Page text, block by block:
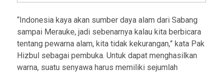
“Indonesia kaya akan sumber daya alam dari Sabang
sampai Merauke, jadi sebenarnya kalau kita berbicara
tentang pewarna alam, kita tidak kekurangan,” kata Pak
Hizbul sebagai pembuka. Untuk dapat menghasilkan
warna, suatu senyawa harus memiliki sejumlah